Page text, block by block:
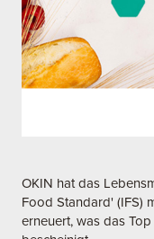
OKIN hat das
Food Standard' (IFS)
erneuert, was das